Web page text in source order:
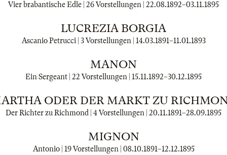
Vier brabantische Edle | 26 Vorstellungen | 22.08.1892–03.11.1895
LUCREZIA BORGIA
Ascanio Petrucci | 3 Vorstellungen | 14.03.1891–11.01.1893
MANON
Ein Sergeant | 22 Vorstellungen | 15.11.1892–30.12.1895
ODER DER MARKT ZU
Der Richter zu Richmond | 4 Vorstellungen | 20.11.1891–28.09.1895
MIGNON
Antonio | 19 Vorstellungen | 08.10.1891–12.12.1895